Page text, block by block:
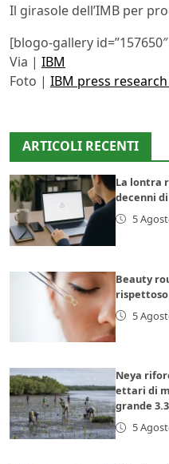
Il girasole dell’IMB per
[blogo-gallery
Via | IBM
Foto | IBM press
ARTICOLI RECENTI
La lontra
decenni di
5
Beauty
5
Neya
ettari di
grande
5